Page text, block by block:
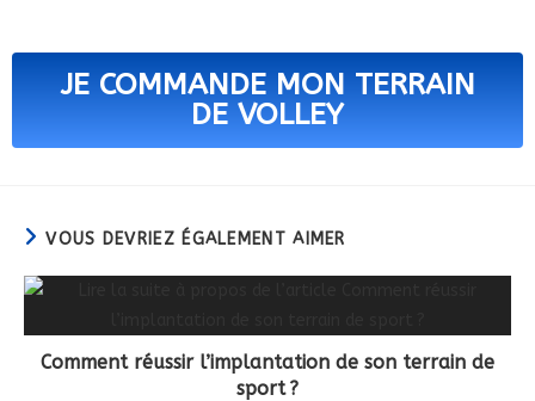
JE COMMANDE MON TERRAIN
DE VOLLEY
VOUS DEVRIEZ ÉGALEMENT AIMER
Comment réussir l’implantation de son terrain de
sport ?